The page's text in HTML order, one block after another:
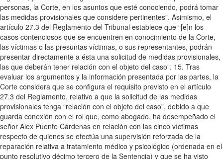
personas, la Corte, en los asuntos que esté conociendo, podrá tomar
las medidas provisionales que considere pertinentes”. Asimismo, el
artículo 27.3 del Reglamento del Tribunal establece que “[e]n los
casos contenciosos que se encuentren en conocimiento de la Corte,
las víctimas o las presuntas víctimas, o sus representantes, podrán
presentar directamente a ésta una solicitud de medidas provisionales,
las que deberán tener relación con el objeto del caso”. 15. Tras
evaluar los argumentos y la información presentada por las partes, la
Corte considera que se configura el requisito previsto en el artículo
27.3 del Reglamento, relativo a que la solicitud de las medidas
provisionales tenga “relación con el objeto del caso”, debido a que
guarda conexión con el rol que, como abogado, ha desempeñado el
señor Alex Puente Cárdenas en relación con las cinco víctimas
respecto de quienes se efectúa una supervisión reforzada de la
reparación relativa a tratamiento médico y psicológico (ordenada en el
punto resolutivo décimo tercero de la Sentencia) y que se ha visto